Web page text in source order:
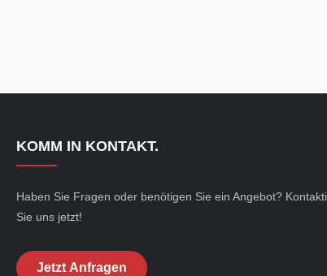
KOMM IN KONTAKT.
Haben Sie Fragen oder benötigen Sie ein Angebot?
Sie uns jetzt!
Jetzt Anfragen